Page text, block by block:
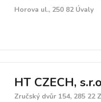
Horova ul., 250 82 Úvaly
HT CZECH,
Zručský dvůr 154, 285 22